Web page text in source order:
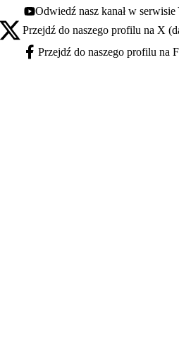
Youtube - otwiera się w nowej karcie
Odwiedź nasz kanał w serwisie
X - otwiera się w nowej karcie
Przejdź do naszego profilu na X
Facebook - otwiera się w nowej karcie
Przejdź do naszego profilu na